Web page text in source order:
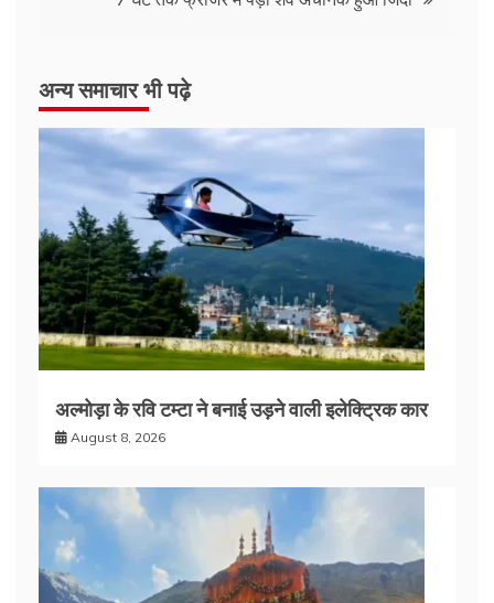
अन्य समाचार भी पढ़े
अल्मोड़ा के रवि टम्टा ने बनाई उड़ने वाली इलेक्ट्रिक कार
August 8, 2026